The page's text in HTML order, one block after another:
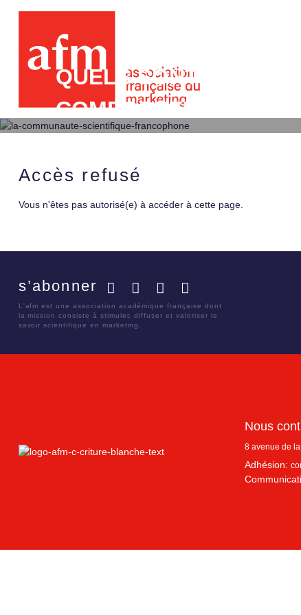
QUELS SONT LES
COMPORTEMENTAUX
STRATEGIES
CONSOMMATEURS
Accès refusé
Vous n'êtes pas autorisé(e) à accéder à cette page.
s’abonner
L'afm est une association académique française dont
la mission consiste à stimuler, diffuser et valoriser le
savoir scientifique en marketing.
Nous
8 avenue de
Adhésion: